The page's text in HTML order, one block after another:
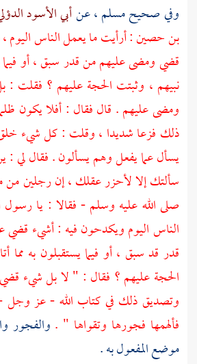
وفي صحيحمسلم ،عنأبي الأسود
بن حصين: أرأيت ما يعمل الناس
قضي ومضى عليهم من قدر سبق ، أو فيما
نبيهم ، وثبتت الحجة عليهم ؟ فقلت
ومضى عليهم . قال فقال : أفلا يكون
ذلك فزعا شديدا ، وقلت : كل شيء خلق
يسأل عما يفعل وهم يسألون . فقال لي :
سألتك إلا لأحزر عقلك ، إن رجلين من
صلى الله عليه وسلم - فقالا : يا رسول
الناس اليوم ويكدحون فيه : أشيء
قدر قد سبق ، أو فيما يستقبلون به مما
الحجة عليهم ؟ فقال : " لا بل شيء
وتصديق ذلك في كتاب الله - عز
فألهمها فجورها وتقواها " . والفجور
موضع المفعول به .